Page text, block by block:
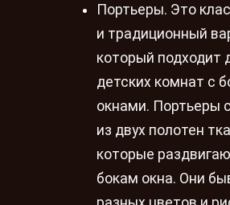
Портьеры. Это
и традиционный
который подходит
детских комнат с
окнами. Портьеры
из двух полотен
которые
бокам окна. Они